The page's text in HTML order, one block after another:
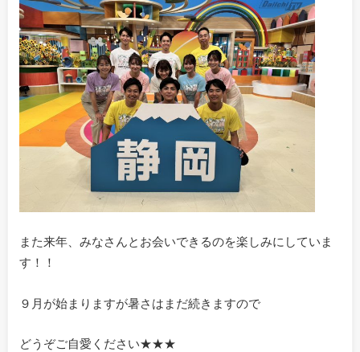
また来年、みなさんとお会いできるのを楽しみにしていま
す！！
９月が始まりますが暑さはまだ続きますので
どうぞご自愛ください★★★